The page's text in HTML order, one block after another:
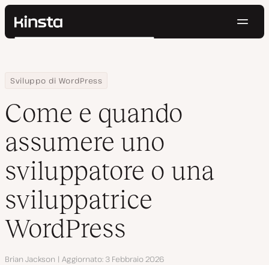
Kinsta®
Prezzi
Contatti
Cerca
Home
Centro Risorse
Blog
Sviluppo di WordPress
Come e quando assumere uno sviluppatore o una sviluppatrice
Come e quando
assumere uno
sviluppatore o una
sviluppatrice
WordPress
Autore
Brian Jackson Aggiornato 3 Febbraio 2026